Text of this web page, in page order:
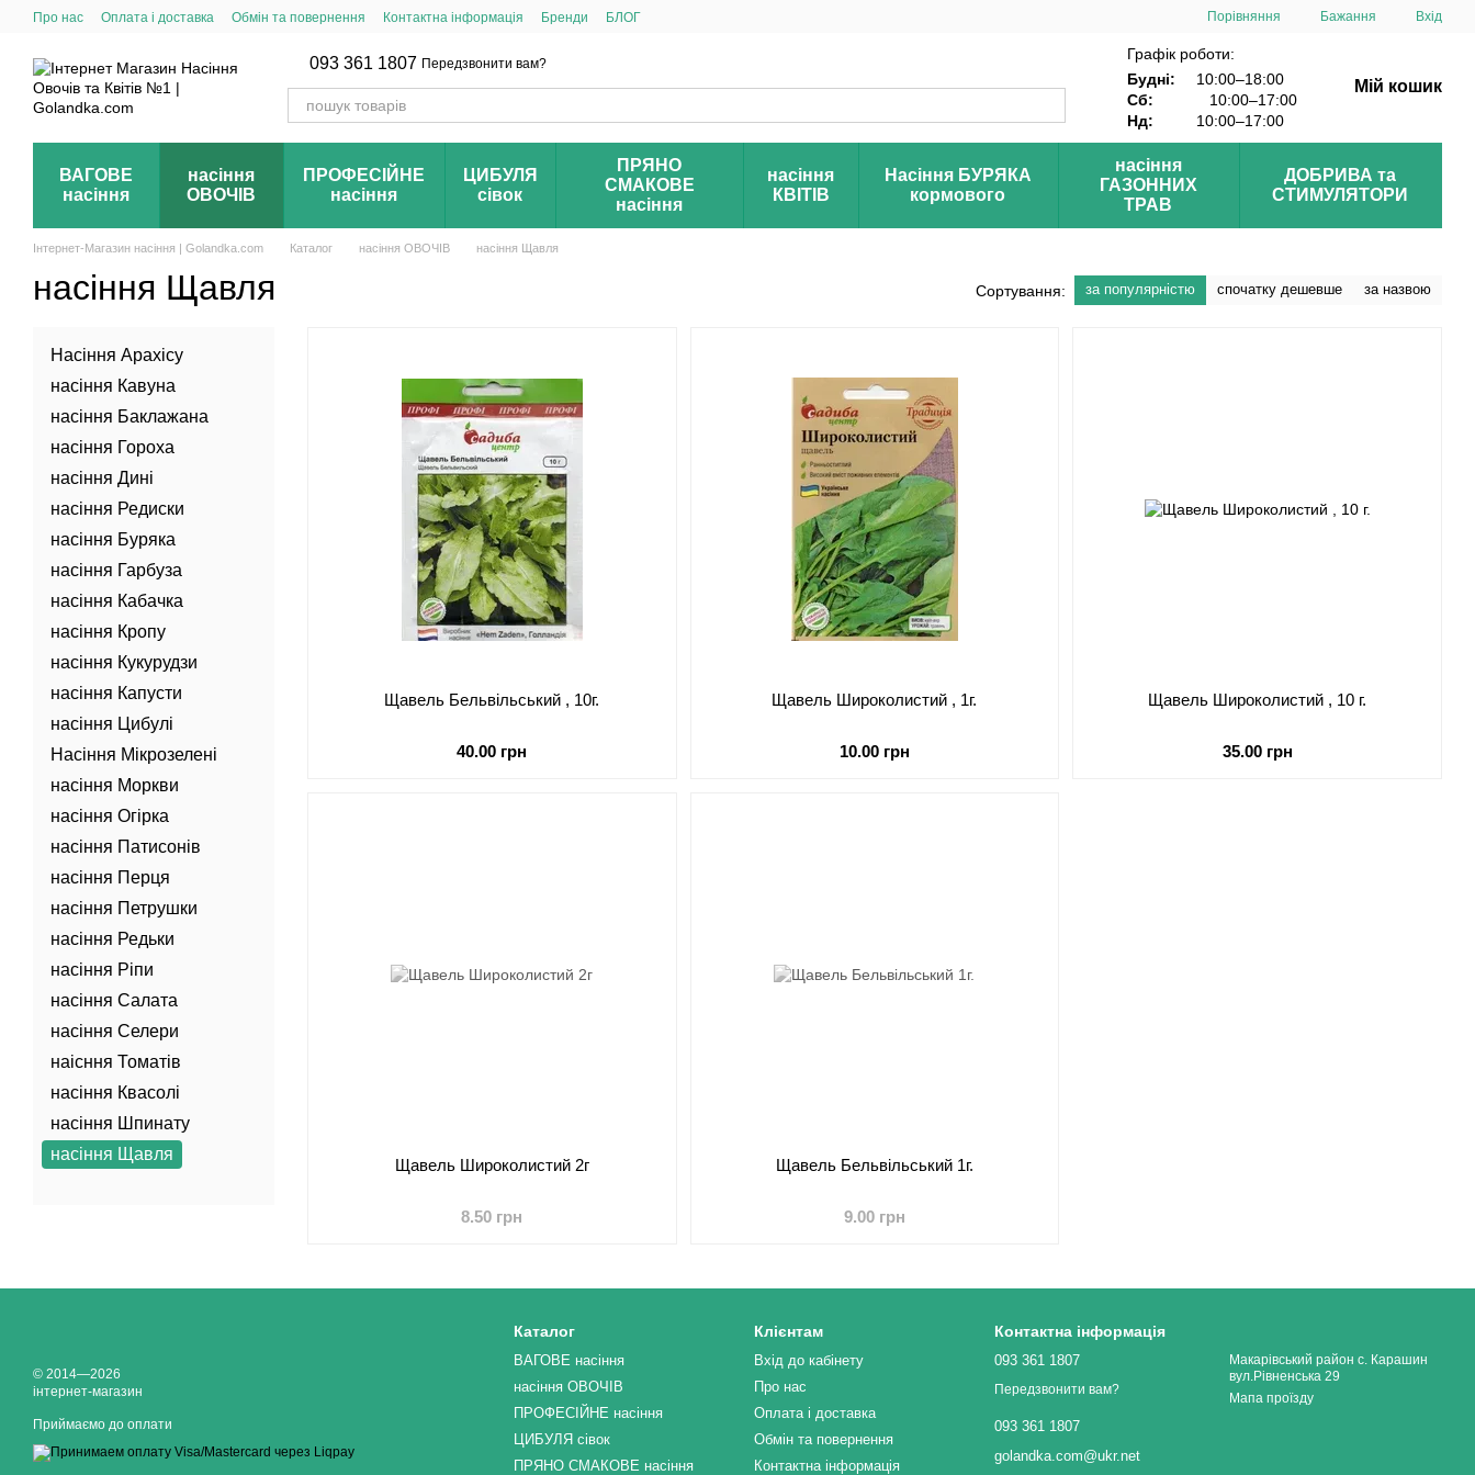
Перейти до основного контенту
Про нас Оплата і доставка Обмін та повернення Контактна інформація Бренди БЛОГ Порівняння Бажання Вхід
093 361 1807 Передзвонити вам?
Графік роботи:
Будні:
10:00–18:00
Сб:
10:00–17:00
Нд:
10:00–17:00
Мій кошик
ВАГОВЕ
насіння
насіння
ОВОЧІВ
ПРОФЕСІЙНЕ
насіння
ЦИБУЛЯ
сівок
ПРЯНО
СМАКОВЕ
насіння
насіння
КВІТІВ
Насіння БУРЯКА
кормового
насіння
ГАЗОННИХ
ТРАВ
ДОБРИВА та
СТИМУЛЯТОРИ
Інтернет-Магазин насіння | Golandka.com Каталог насіння ОВОЧІВ насіння Щавля
насіння Щавля Сортування: за популярністю спочатку дешевше за назвою
Щавель Бельвільський , 10г.
40.00 грн
Щавель Широколистий , 1г.
10.00 грн
Щавель Широколистий , 10 г.
35.00 грн
Щавель Широколистий 2г
8.50 грн
Щавель Бельвільський 1г.
9.00 грн
Насіння Арахісу
насіння Кавуна
насіння Баклажана
насіння Гороха
насіння Дині
насіння Редиски
насіння Буряка
насіння Гарбуза
насіння Кабачка
насіння Кропу
насіння Кукурудзи
насіння Капусти
насіння Цибулі
Насіння Мікрозелені
насіння Моркви
насіння Огірка
насіння Патисонів
насіння Перця
насіння Петрушки
насіння Редьки
насіння Ріпи
насіння Салата
насіння Селери
наісння Томатів
насіння Квасолі
насіння Шпинату
насіння Щавля
© 2014—2026
інтернет-магазин
Приймаємо до оплати
Каталог
ВАГОВЕ насіння
насіння ОВОЧІВ
ПРОФЕСІЙНЕ насіння
ЦИБУЛЯ сівок
ПРЯНО СМАКОВЕ насіння
Клієнтам
Вхід до кабінету
Про нас
Оплата і доставка
Обмін та повернення
Контактна інформація
Контактна інформація
093 361 1807
Передзвонити вам?
093 361 1807
golandka.com@ukr.net
Макарівський район с. Карашин
вул.Рівненська 29
Мапа проїзду